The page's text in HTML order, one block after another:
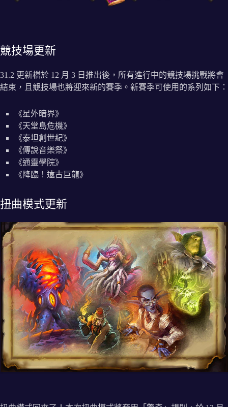
競技場更新
31.2 更新檔於 12 月 3 日推出後，所有進行中的競技場挑戰將會
結束，且競技場也將迎來新的賽季。新賽季可使用的系列如下：
《星外暗界》
《天堂島危機》
《泰坦創世紀》
《傳說音樂祭》
《通靈學院》
《降臨！遠古巨龍》
扭曲模式更新